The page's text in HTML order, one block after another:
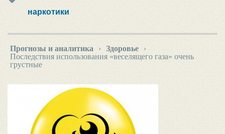
наркотики
Прогнозы и аналитика › Здоровье
›
Последствия использования «веселящего газа» очень
грустные